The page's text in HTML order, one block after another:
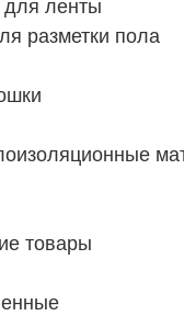
разметки пола
товары